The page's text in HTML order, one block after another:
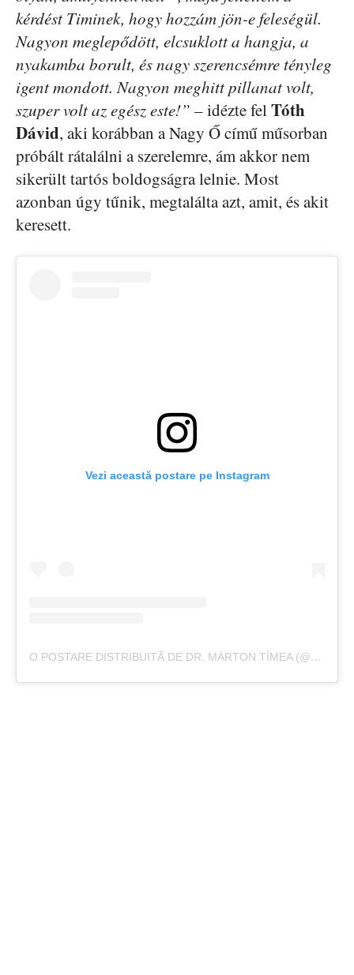
kérdést Timinek, hogy hozzám jön-e feleségül.
Nagyon meglepődött, elcsuklott a hangja, a
nyakamba borult, és nagy szerencsémre tényleg
igent mondott. Nagyon meghitt pillanat volt,
szuper volt az egész este!” – idézte fel Tóth
Dávid, aki korábban a Nagy Ő című műsorban
próbált rátalálni a szerelemre, ám akkor nem
sikerült tartós boldogságra lelnie. Most
azonban úgy tűnik, megtalálta azt, amit, és akit
keresett.
Vezi această postare pe Instagram
O POSTARE DISTRIBUITĂ DE DR. MÁRTON TÍMEA (@MARTONTIMEA)